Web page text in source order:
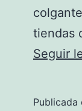
tiendas
Seguir
Publicada